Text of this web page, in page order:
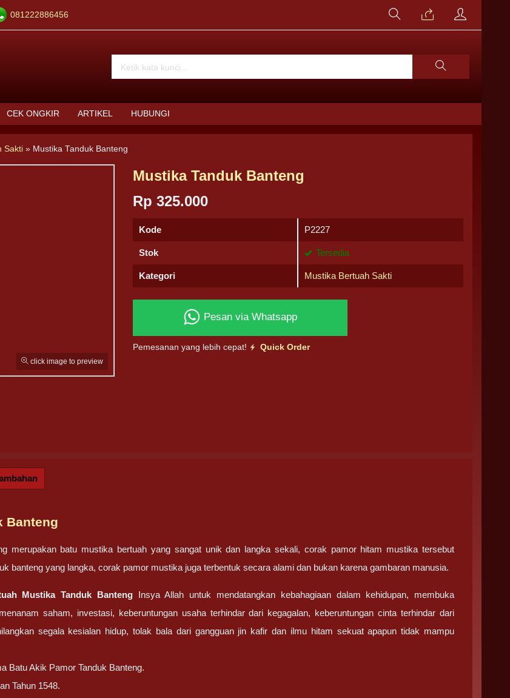
081222886456
CEK ONGKIR ARTIKEL HUBUNGI
Sakti » Mustika Tanduk Banteng
click image to preview
Mustika Tanduk Banteng
Rp 325.000
Kode P2227
Stok Tersedia
Kategori Mustika Bertuah Sakti
Pesan via Whatsapp
Pemesanan yang lebih cepat! Quick Order
Banteng
merupakan batu mustika bertuah yang sangat unik dan langka sekali, corak pamor hitam mustika tersebut
banteng yang langka, corak pamor mustika juga terbentuk secara alami dan bukan karena gambaran manusia.
Mustika Tanduk BantengInsya Allah untuk mendatangkan kebahagiaan dalam kehidupan, membuka
saham, investasi, keberuntungan usaha terhindar dari kegagalan, keberuntungan cinta terhindar dari
segala kesialan hidup, tolak bala dari gangguan jin kafir dan ilmu hitam sekuat apapun tidak mampu
Batu Akik Pamor Tanduk Banteng.
Tahun 1548.